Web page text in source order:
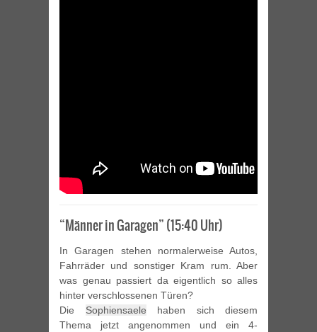
“Männer in Garagen” (15:40 Uhr)
In Garagen stehen normalerweise Autos,
Fahrräder und sonstiger Kram rum. Aber
was genau passiert da eigentlich so alles
hinter verschlossenen Türen?
Die Sophiensaele haben sich diesem
Thema jetzt angenommen und ein 4-